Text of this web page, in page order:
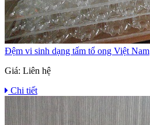
Đệm vi sinh dạng tấm tổ ong Việt Nam
Giá: Liên hệ
Chi tiết